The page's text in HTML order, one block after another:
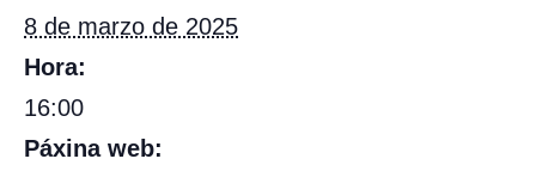
8 de marzo de 2025
Hora:
16:00
Páxina web: